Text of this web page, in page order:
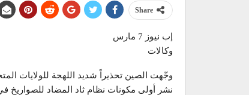
Share
إب نيوز 7 مارس
وكالات
نشر أولى مكونات نظام ثاد المضاد للصواريخ في